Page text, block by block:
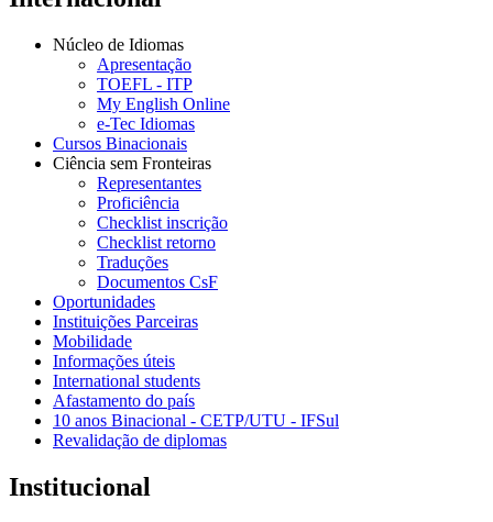
Núcleo de Idiomas
Apresentação
TOEFL - ITP
My English Online
e-Tec Idiomas
Cursos Binacionais
Ciência sem Fronteiras
Representantes
Proficiência
Checklist inscrição
Checklist retorno
Traduções
Documentos CsF
Oportunidades
Instituições Parceiras
Mobilidade
Informações úteis
International students
Afastamento do país
10 anos Binacional - CETP/UTU - IFSul
Revalidação de diplomas
Institucional